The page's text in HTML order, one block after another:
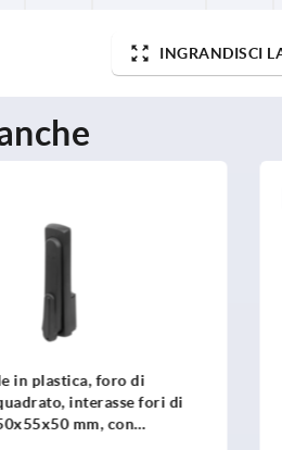
INGRANDISCI
in plastica, foro di
quadrato, interasse fori di
mm, con o senza